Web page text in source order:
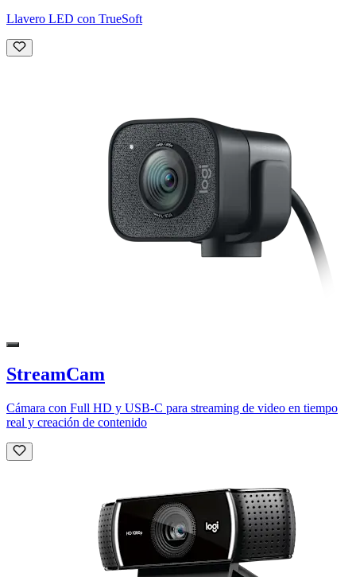
Llavero LED con TrueSoft
StreamCam
Cámara con Full HD y USB-C para streaming de video en tiempo
real y creación de contenido